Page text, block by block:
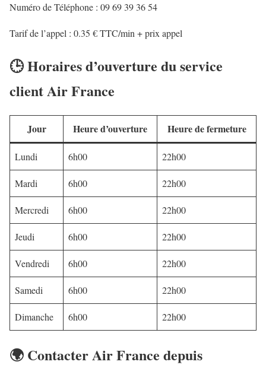
Numéro de Téléphone : 09 69 39 36 54
Tarif de l’appel : 0.35 € TTC/min + prix appel
🕒 Horaires d’ouverture du service
client Air France
Jour Heure d’ouverture Heure de fermeture
Lundi 6h00 22h00
Mardi 6h00 22h00
Mercredi 6h00 22h00
Jeudi 6h00 22h00
Vendredi 6h00 22h00
Samedi 6h00 22h00
Dimanche 6h00 22h00
🌍 Contacter Air France depuis